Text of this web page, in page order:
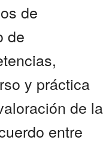
de
de
y práctica
de la
entre